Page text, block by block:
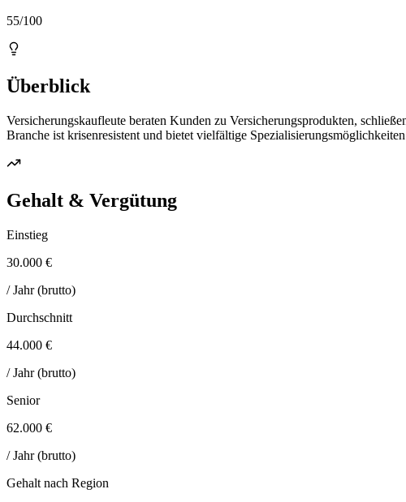
55/100
Überblick
Versicherungskaufleute beraten Kunden zu Versicherungsprodukten,
Branche ist krisenresistent und bietet vielfältige
Gehalt & Vergütung
Einstieg
30.000 €
/ Jahr (brutto)
Durchschnitt
44.000 €
/ Jahr (brutto)
Senior
62.000 €
/ Jahr (brutto)
Gehalt nach Region